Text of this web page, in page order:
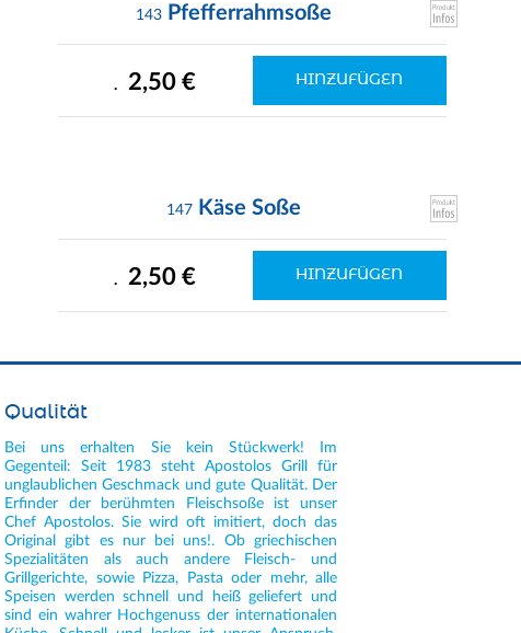
143 Pfefferrahmsoße
. 2,50 € HINZUFÜGEN
147 Käse Soße
. 2,50 € HINZUFÜGEN
Qualität
Bei uns erhalten Sie kein Stückwerk! Im
Gegenteil: Seit 1983 steht Apostolos Grill für
unglaublichen Geschmack und gute Qualität. Der
Erfinder der berühmten Fleischsoße ist unser
Chef Apostolos. Sie wird oft imitiert, doch das
Original gibt es nur bei uns!. Ob griechischen
Spezialitäten als auch andere Fleisch- und
Grillgerichte, sowie Pizza, Pasta oder mehr, alle
Speisen werden schnell und heiß geliefert und
sind ein wahrer Hochgenuss der internationalen